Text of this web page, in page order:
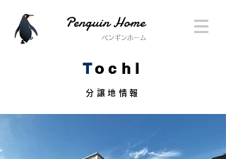
Penguin Home
ペンギンホーム
Tochi
分譲地情報